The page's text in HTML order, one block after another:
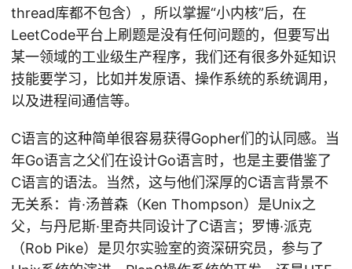
thread库都不包含），所以掌握“小内核”后，在
LeetCode平台上刷题是没有任何问题的，但要写出
某一领域的工业级生产程序，我们还有很多外延知识
技能要学习，比如并发原语、操作系统的系统调用，
以及进程间通信等。
C语言的这种简单很容易获得Gopher们的认同感。当
年Go语言之父们在设计Go语言时，也是主要借鉴了
C语言的语法。当然，这与他们深厚的C语言背景不
无关系：肯·汤普森（Ken Thompson）是Unix之
父，与丹尼斯·里奇共同设计了C语言；罗博·派克
（Rob Pike）是贝尔实验室的资深研究员，参与了